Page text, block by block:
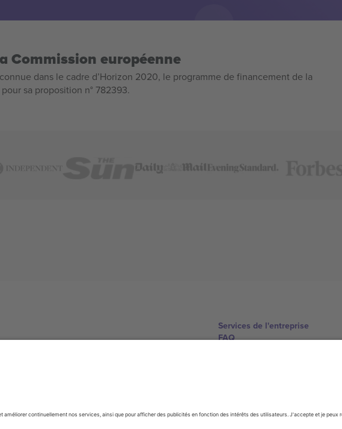
Commission européenne
dans le cadre d’Horizon 2020, le programme de financement de la
sa proposition n° 782393.
Services de l'entreprise
FAQ